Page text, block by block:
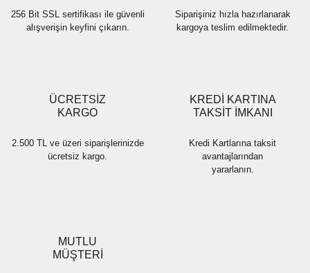
256 Bit SSL sertifikası ile güvenli
alışverişin keyfini çıkarın.
Siparişiniz hızla hazırlanarak
kargoya teslim edilmektedir.
ÜCRETSİZ
KARGO
2.500 TL ve üzeri siparişlerinizde
ücretsiz kargo.
KREDİ KARTINA
TAKSİT İMKANI
Kredi Kartlarına taksit
avantajlarından
yararlanın.
MUTLU
MÜŞTERİ